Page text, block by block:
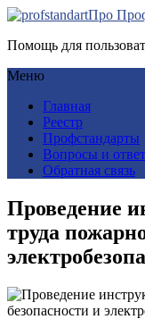
Про
Помощь для
Меню
Главная
Реестр
Профстандарты
Вопросы и
Обратная связь
Проведение
труда